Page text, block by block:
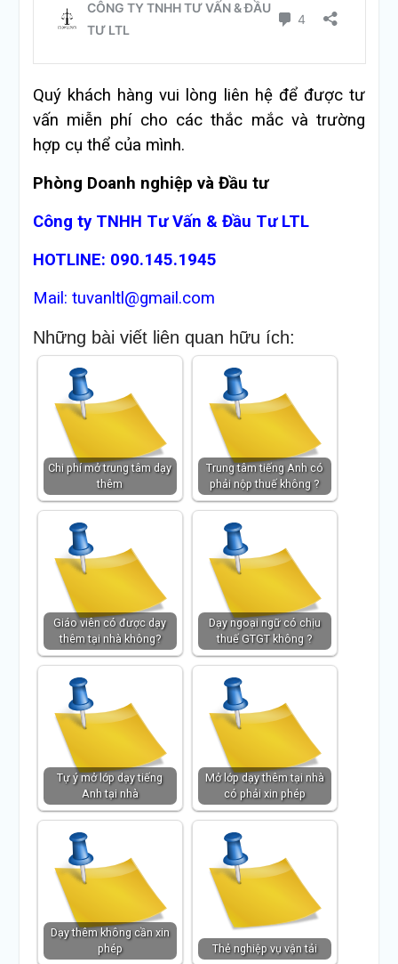
Quý khách hàng vui lòng liên hệ để được tư
vấn miễn phí cho các thắc mắc và trường
hợp cụ thể của mình.
Phòng Doanh nghiệp và Đầu tư
Công ty TNHH Tư Vấn & Đầu Tư LTL
HOTLINE: 090.145.1945
Mail: tuvanltl@gmail.com
Những bài viết liên quan hữu ích:
Chi phí mở trung tâm dạy
thêm
Trung tâm tiếng Anh có
phải nộp thuế không ?
Giáo viên có được dạy
thêm tại nhà không?
Dạy ngoại ngữ có chịu
thuế GTGT không ?
Tự ý mở lớp dạy tiếng
Anh tại nhà
Mở lớp dạy thêm tại nhà
có phải xin phép
Dạy thêm không cần xin
phép
Thẻ nghiệp vụ vận tải